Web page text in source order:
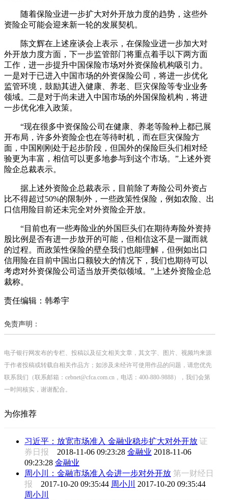
随着保险业进一步扩大对外开放力度的趋势，这些外
资险企可能会迎来新一轮的发展契机。
陈文辉在上述座谈会上表示，在保险业进一步加大对
外开放力度方面，下一步监管部门将重点着手以下两方面
工作，进一步提升中国保险市场对外资保险机构吸引力。
一是对于已进入中国市场的外资保险公司，将进一步优化
监管环境，鼓励其进入健康、养老、巨灾保险等专业业务
领域。二是对于尚未进入中国市场的外国保险机构，将进
一步优化准入政策。
“现在很多中资保险公司在健康、养老等险种上都已展
开布局，许多外资险企也在等待时机，而在巨灾保险方
面，中国刚刚处于起步阶段，但国外的保险巨头们相对经
验更为丰富，相信可以更多地参与到这个市场。”上述外资
险企总裁表示。
据上述外资险企总裁表示，目前除了寿险公司外资占
比不得超过50%的限制外，一些政策性保险，例如农险、出
口信用险目前还未完全对外资险企开放。
“目前也有一些寿险业的外国巨头们在期待寿险外资持
股比例是否有进一步放开的可能，但相信这不是一蹴而就
的过程。而政策性保险的壁垒我们也能理解，但例如出口
信用险在目前中国出口额较大的情况下，我们也期待可以
考虑对外资保险公司适当放开类似领域。”上述外资险企总
裁称。
责任编辑：韩希宇
免责声明：
电子银行网发布的专栏、投稿以及征文相关文章，其文字、图片、视频均来源
于作者投稿或转载自相关作品方；如涉及未经许可使用作品的问题，请您优先
联系我们（联系邮箱：cebnet@cfca.com.cn，电话：400-880-9888），我们会第
一时间核实，谢谢配合。
为你推荐
习近平：放宽市场准入 金融业稳步扩大对外开放 证
券日报 2018-11-06 09:23:28 金融业 2018-11-06
09:23:28 金融业
周小川：金融市场准入会进一步对外开放 第一财经日
报 2017-10-20 09:35:44 周小川
2017-10-20 09:35:44
周小川